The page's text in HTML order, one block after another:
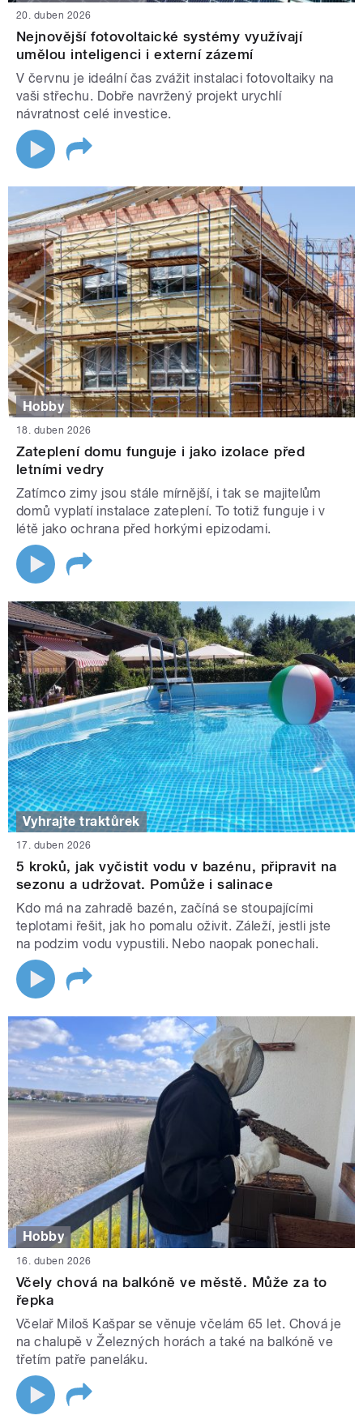
20. duben 2026
Nejnovější fotovoltaické systémy využívají
umělou inteligenci i externí zázemí
V červnu je ideální čas zvážit instalaci fotovoltaiky na
vaši střechu. Dobře navržený projekt urychlí
návratnost celé investice.
Hobby
18. duben 2026
Zateplení domu funguje i jako izolace před
letními vedry
Zatímco zimy jsou stále mírnější, i tak se majitelům
domů vyplatí instalace zateplení. To totiž funguje i v
létě jako ochrana před horkými epizodami.
Vyhrajte traktůrek
17. duben 2026
5 kroků, jak vyčistit vodu v bazénu, připravit na
sezonu a udržovat. Pomůže i salinace
Kdo má na zahradě bazén, začíná se stoupajícími
teplotami řešit, jak ho pomalu oživit. Záleží, jestli jste
na podzim vodu vypustili. Nebo naopak ponechali.
Hobby
16. duben 2026
Včely chová na balkóně ve městě. Může za to
řepka
Včelař Miloš Kašpar se věnuje včelám 65 let. Chová je
na chalupě v Železných horách a také na balkóně ve
třetím patře paneláku.